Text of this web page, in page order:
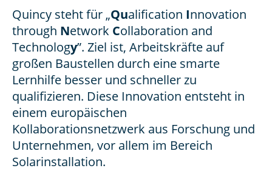
Quincy steht für „Qualification Innovation
through Network Collaboration and
Technology”. Ziel ist, Arbeitskräfte auf
großen Baustellen durch eine smarte
Lernhilfe besser und schneller zu
qualifizieren. Diese Innovation entsteht in
einem europäischen
Kollaborationsnetzwerk aus Forschung und
Unternehmen, vor allem im Bereich
Solarinstallation.